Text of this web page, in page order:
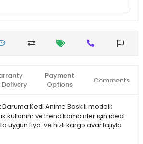
Delivery
Payment
Options
Comments
Kedi Anime Baskılı modeli;
kullanım ve trend kombinler için ideal
uygun fiyat ve hızlı kargo avantajıyla